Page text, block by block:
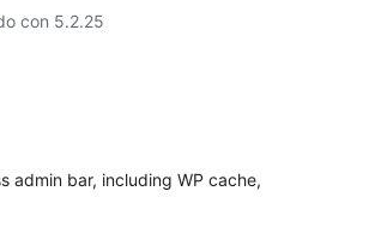
con 5.2.25
admin bar, including WP cache,